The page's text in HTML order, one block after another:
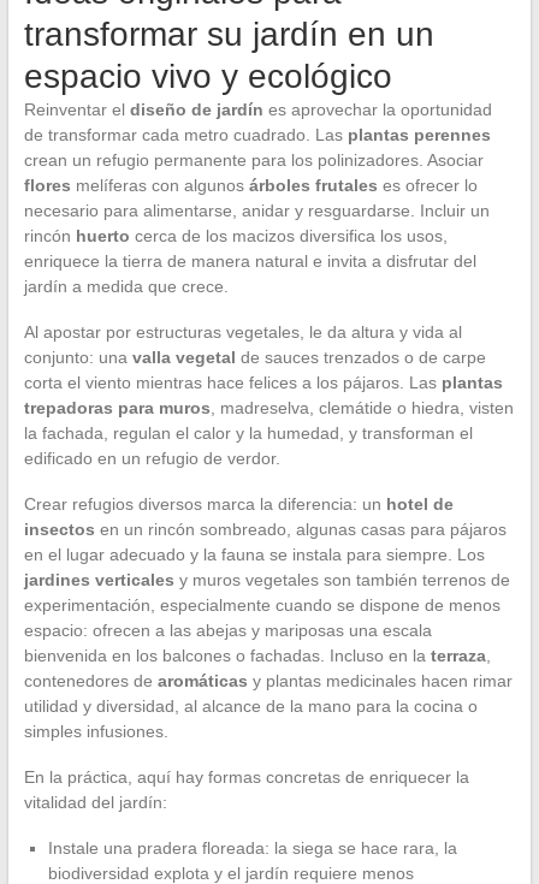
transformar su jardín en un
espacio vivo y ecológico
Reinventar el diseño de jardín es aprovechar la oportunidad
de transformar cada metro cuadrado. Las plantas perennes
crean un refugio permanente para los polinizadores. Asociar
flores melíferas con algunos árboles frutales es ofrecer lo
necesario para alimentarse, anidar y resguardarse. Incluir un
rincón huerto cerca de los macizos diversifica los usos,
enriquece la tierra de manera natural e invita a disfrutar del
jardín a medida que crece.
Al apostar por estructuras vegetales, le da altura y vida al
conjunto: una valla vegetal de sauces trenzados o de carpe
corta el viento mientras hace felices a los pájaros. Las plantas
trepadoras para muros , madreselva, clemátide o hiedra, visten
la fachada, regulan el calor y la humedad, y transforman el
edificado en un refugio de verdor.
Crear refugios diversos marca la diferencia: un hotel de
insectos en un rincón sombreado, algunas casas para pájaros
en el lugar adecuado y la fauna se instala para siempre. Los
jardines verticales y muros vegetales son también terrenos de
experimentación, especialmente cuando se dispone de menos
espacio: ofrecen a las abejas y mariposas una escala
bienvenida en los balcones o fachadas. Incluso en la terraza,
contenedores de aromáticas y plantas medicinales hacen rimar
utilidad y diversidad, al alcance de la mano para la cocina o
simples infusiones.
En la práctica, aquí hay formas concretas de enriquecer la
vitalidad del jardín:
Instale una pradera floreada: la siega se hace rara, la
biodiversidad explota y el jardín requiere menos